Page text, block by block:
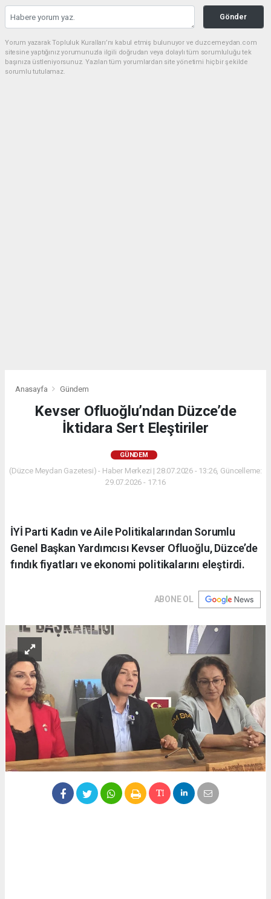
Gönder
Yorum yazarak Topluluk Kuralları’nı kabul etmiş bulunuyor ve duzcemeydan.com
sitesine yaptığınız yorumunuzla ilgili doğrudan veya dolaylı tüm sorumluluğu tek
başınıza üstleniyorsunuz. Yazılan tüm yorumlardan site yönetimi hiçbir şekilde
sorumlu tutulamaz.
Anasayfa Gündem
Kevser Ofluoğlu’ndan Düzce’de
İktidara Sert Eleştiriler
GÜNDEM
(Düzce Meydan Gazetesi) - Haber Merkezi | 28.07.2026 - 13:26, Güncelleme:
29.07.2026 - 17:16
İYİ Parti Kadın ve Aile Politikalarından Sorumlu
Genel Başkan Yardımcısı Kevser Ofluoğlu, Düzce’de
fındık fiyatları ve ekonomi politikalarını eleştirdi.
ABONE OL